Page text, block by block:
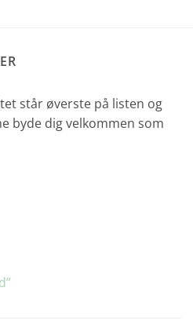
står øverste på listen og
byde dig velkommen som